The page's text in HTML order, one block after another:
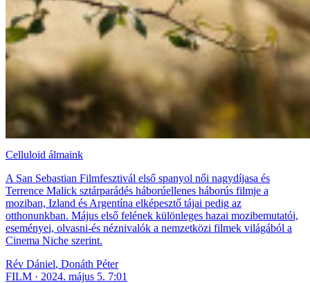
Celluloid álmaink
A San Sebastian Filmfesztivál első spanyol női nagydíjasa és
Terrence Malick sztárparádés háborúellenes háborús filmje a
moziban, Izland és Argentína elképesztő tájai pedig az
otthonunkban. Május első felének különleges hazai mozibemutatói,
eseményei, olvasni-és néznivalók a nemzetközi filmek világából a
Cinema Niche szerint.
Rév Dániel, Donáth Péter
FILM
2024. május 5. 7:01